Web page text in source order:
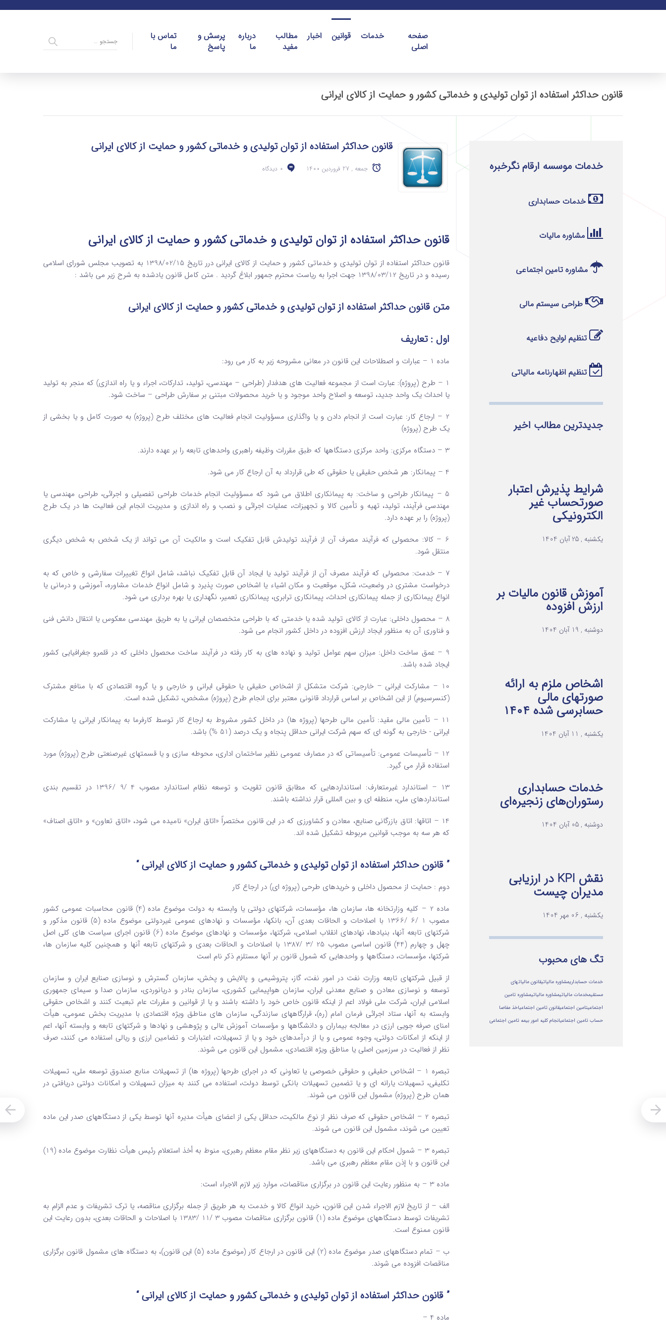
صفحه
اصلی
خدمات قوانین اخبار
مطالب
مفید
درباره
ما
پرسش و
پاسخ
تماس با
ما
قانون حداکثر استفاده از توان تولیدی و خدماتی کشور و حمایت از کالای ایرانی
قانون حداکثر استفاده از توان تولیدی و خدماتی کشور و حمایت از کالای ایرانی
جمعه , 27 فروردین 1400 0 دیدگاه
قانون حداکثر استفاده از توان تولیدی و خدماتی کشور و حمایت از کالای ایرانی
قانون حداکثر استفاده از توان تولیدی و خدماتی کشور و حمایت از کالای ایرانی درر تاریخ 1398/02/15 به تصویب مجلس شورای اسلامی
رسیده و در تاریخ 1398/03/12 جهت اجرا به ریاست محترم جمهور ابلاغ گردید . متن کامل قانون یادشده به شرح زیر می باشد :
متن قانون حداکثر استفاده از توان تولیدی و خدماتی کشور و حمایت از کالای ایرانی
اول : تعاریف
ماده 1 – عبارات و اصطلاحات این قانون در معانی مشروحه زیر به‌ کار می‌ رود:
1 – طرح (پروژه): عبارت است از مجموعه فعالیت‌ های هدفدار (طراحی – مهندسی، تولید، تدارکات، اجراء و یا راه ‌اندازی) که منجر به تولید
یا احداث یک واحد جدید، توسعه و اصلاح واحد موجود و یا خرید محصولات مبتنی بر سفارش طراحی – ساخت شود.
2 – ارجاع کار: عبارت است از انجام دادن و یا واگذاری مسؤولیت انجام فعالیت‌ های مختلف طرح (پروژه) به‌ صورت کامل و یا بخشی از
یک طرح (پروژه)
3 – دستگاه مرکزی: واحد مرکزی دستگاهها که طبق مقررات وظیفه راهبری واحدهای تابعه را بر ‌عهده دارند.
4 – پیمانکار: هر شخص حقیقی یا حقوقی که طی قرارداد به آن ارجاع کار می‌ شود.
5 – پیمانکار طراحی و ساخت: به پیمانکاری اطلاق می ‌شود که مسؤولیت انجام خدمات طراحی تفصیلی و اجرائی، طراحی مهندسی یا
مهندسی فرآیند، تولید، تهیه و تأمین کالا و تجهیزات، عملیات اجرائی و نصب و راه ‌اندازی و مدیریت انجام این فعالیت ‌ها در یک طرح
(پروژه) را بر عهده دارد.
6 – کالا: محصولی که فرآیند مصرف آن از فرآیند تولیدش قابل تفکیک است و مالکیت آن می ‌تواند از یک شخص به شخص دیگری
منتقل شود.
7 – خدمت: محصولی که فرآیند مصرف آن از فرآیند تولید یا ایجاد آن قابل تفکیک نباشد، شامل انواع تغییرات سفارشی و خاص که به
درخواست مشتری در وضعیت، شکل، موقعیت و مکان اشیاء یا اشخاص صورت پذیرد و شامل انواع خدمات مشاوره، آموزشی و درمانی یا
انواع پیمانکاری از جمله پیمانکاری احداث، پیمانکاری ترابری، پیمانکاری تعمیر، نگهداری یا بهره‌ برداری می ‌شود.
8 – محصول داخلی: عبارت از کالای تولید شده یا خدمتی که با طراحی متخصصان ایرانی یا به طریق مهندسی معکوس یا انتقال دانش فنی
و فناوری آن به ‌منظور ایجاد ارزش افزوده در داخل کشور انجام می ‌شود.
9 – عمق ساخت داخل: میزان سهم عوامل تولید و نهاده ‌های به ‌کار‌ رفته در فرآیند ساخت محصول داخلی که در قلمرو جغرافیایی کشور
ایجاد شده باشد.
10 – مشارکت ایرانی – خارجی: شرکت متشکل از اشخاص حقیقی یا حقوقی ایرانی و خارجی و یا گروه اقتصادی که با منافع مشترک
(کنسرسیوم) از این اشخاص بر اساس قرارداد قانونی معتبر برای انجام طرح (پروژه) مشخص، تشکیل شده است.
11 – تأمین مالی مقید: تأمین مالی طرحها (پروژه‌ ها) در داخل کشور مشروط به ارجاع کار توسط کارفرما به پیمانکار ایرانی یا مشارکت
ایرانی -‌ خارجی به‌ گونه ‌ای که سهم شرکت ایرانی حداقل پنجاه‌ و‌ یک ‌درصد (51 %‌) باشد.
12 – تأسیسات عمومی: تأسیساتی که در مصارف عمومی نظیر ساختمان اداری، محوطه‌ سازی و یا قسمتهای غیرصنعتی طرح (پروژه) مورد
استفاده قرار می ‌گیرد.
13 – استاندارد غیرمتعارف: استانداردهایی که مطابق قانون تقویت و توسعه نظام استاندارد مصوب 4 /9 /1396 در تقسیم ‌بندی
استانداردهای ملی، منطقه ‌ای و بین ‌المللی قرار نداشته باشند.
14 – اتاقها: اتاق بازرگانی صنایع، معادن و کشاورزی که در این قانون مختصراً «اتاق ایران» نامیده می ‌شود، «اتاق تعاون» و «اتاق اصناف»
که هر سه به‌ موجب قوانین مربوطه تشکیل شده ‌اند.
” قانون حداکثر استفاده از توان تولیدی و خدماتی کشور و حمایت از کالای ایرانی “
دوم : حمایت از محصول داخلی و خریدهای طرحی (پروژه‌ ای) در ارجاع کار
ماده 2 – کلیه وزارتخانه ‌ها، سازمان‌ ها، مؤسسات، شرکتهای دولتی یا وابسته به دولت موضوع ماده (4) قانون محاسبات عمومی کشور
مصوب 1 /6 /1366 با اصلاحات و الحاقات بعدی آن، بانکها، مؤسسات و نهادهای عمومی غیر‌دولتی موضوع ماده (5) قانون مذکور و
شرکتهای تابعه آنها، بنیادها، نهادهای انقلاب اسلامی، شرکتها، مؤسسات و نهادهای موضوع ماده (6) قانون اجرای سیاست ‌های کلی اصل
چهل و چهارم (44) قانون اساسی مصوب 25 /3 /1387 با اصلاحات و الحاقات بعدی و شرکتهای تابعه آنها و همچنین کلیه سازمان‌ ها،
شرکتها، مؤسسات، دستگاهها و واحدهایی که شمول قانون بر آنها مستلزم ذکر نام است
از قبیل شرکتهای تابعه وزارت نفت در امور نفت، گاز، پتروشیمی و پالایش و پخش، سازمان گسترش و نوسازی صنایع ایران و سازمان
توسعه و نوسازی معادن و صنایع معدنی ایران، سازمان هواپیمایی کشوری، سازمان بنادر و دریانوردی، سازمان صدا و سیمای جمهوری
اسلامی ایران، شرکت ملی فولاد اعم از اینکه قانون خاص خود را داشته باشند و یا از قوانین و مقررات عام تبعیت کنند و اشخاص حقوقی
وابسته به آنها، ستاد اجرائی فرمان امام (ره)، قرارگاههای سازندگی، سازمان ‌های مناطق ویژه اقتصادی با مدیریت بخش عمومی، هیأت
امنای صرفه ‌جویی ارزی در معالجه بیماران و دانشگاهها و مؤسسات آموزش عالی و پژوهشی و نهادها و شرکتهای تابعه و وابسته آنها، اعم
از اینکه از امکانات دولتی، وجوه عمومی و یا از درآمدهای خود و یا از تسهیلات، اعتبارات و تضامین ارزی و ریالی استفاده می‌ کنند، صرف
‌نظر از فعالیت در سرزمین اصلی یا مناطق ویژه اقتصادی، مشمول این قانون می‌ شوند.
تبصره 1 – اشخاص حقیقی و حقوقی خصوصی یا تعاونی که در اجرای طرحها (پروژه ‌ها) از تسهیلات منابع صندوق توسعه ملی، تسهیلات
تکلیفی، تسهیلات یارانه ‌ای و یا تضمین تسهیلات بانکی توسط دولت، استفاده می ‌کنند به میزان تسهیلات و امکانات دولتی دریافتی در
همان طرح (پروژه) مشمول این قانون می ‌شوند.
تبصره 2 – اشخاص حقوقی که صرف ‌نظر از نوع مالکیت، حداقل یکی از اعضای هیأت‌ مدیره آنها توسط یکی از دستگاههای صدر این ماده
تعیین می ‌شوند، مشمول این قانون می ‌شوند.
تبصره 3 – شمول احکام این قانون به دستگاههای زیر نظر مقام معظم رهبری، منوط به أخذ استعلام رئیس هیأت نظارت موضوع ماده (19)
این قانون و با إذن مقام معظم رهبری می ‌باشد.
ماده 3 – به‌ منظور رعایت این قانون در برگزاری مناقصات، موارد زیر لازم ‌الاجراء است:
الف – از تاریخ لازم‌ الاجراء ‌شدن این قانون، خرید انواع کالا و خدمت به هر طریق از جمله برگزاری مناقصه، یا ترک تشریفات و عدم الزام به
تشریفات توسط دستگاههای موضوع ماده (1) قانون برگزاری مناقصات مصوب 3 /11 /1383 با اصلاحات و الحاقات بعدی، بدون رعایت این
قانون ممنوع است.
ب – تمام دستگاههای صدر موضوع ماده (2) این قانون در ارجاع کار (موضوع ماده (5) این قانون)، به دستگاه‌ های مشمول قانون برگزاری
مناقصات افزوده می‌ شوند.
” قانون حداکثر استفاده از توان تولیدی و خدماتی کشور و حمایت از کالای ایرانی “
ماده 4 –
خدمات موسسه ارقام نگرخبره
خدمات حسابداری
مشاوره مالیات
مشاوره تامین اجتماعی
طراحی سیستم مالی
تنظیم لوایح دفاعیه
تنظیم اظهارنامه مالیاتی
جدیدترین مطالب اخیر
شرایط پذیرش اعتبار
صورتحساب غیر
الکترونیکی
یکشنبه , 25 آبان 1404
آموزش قانون مالیات بر
ارزش افزوده
دوشنبه , 19 آبان 1404
اشخاص ملزم به ارائه
صورتهای مالی
حسابرسی شده ۱۴۰۴
یکشنبه , 11 آبان 1404
خدمات حسابداری
رستوران‌های زنجیره‌ای
دوشنبه , 05 آبان 1404
نقش KPI در ارزیابی
مدیران چیست
یکشنبه , 06 مهر 1404
تگ های محبوب
خدمات حسابداریمشاوره مالیاتیقانون مالیاتهای
مستقیمخدمات مالیاتیمشاوره مالياتيمشاوره تامین
اجتماعیتامین اجتماعیقانون تامین اجتماعیاخذ مفاصا
حساب تامین اجتماعیانجام کلیه امور بیمه تامین اجتماعی